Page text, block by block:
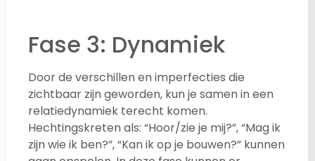
Fase 3: Dynamiek
Door de verschillen en imperfecties die
zichtbaar zijn geworden, kun je samen in een
relatiedynamiek terecht komen.
Hechtingskreten als: “Hoor/zie je mij?”, “Mag ik
zijn wie ik ben?”, “Kan ik op je bouwen?” kunnen